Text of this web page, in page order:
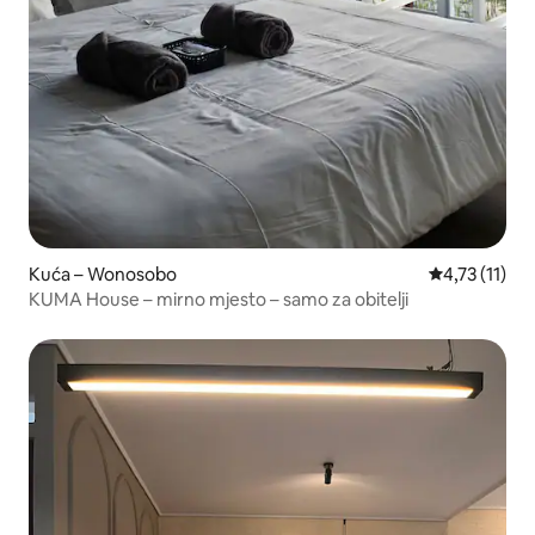
Kuća – Wonosobo Prosječna
4,73 (11)
KUMA House – mirno mjesto – samo za obitelji